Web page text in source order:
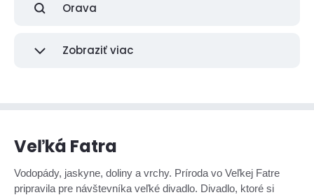
Orava
Zobraziť viac
Veľká Fatra
Vodopády, jaskyne, doliny a vrchy. Príroda vo Veľkej Fatre
pripravila pre návštevníka veľké divadlo. Divadlo, ktoré si